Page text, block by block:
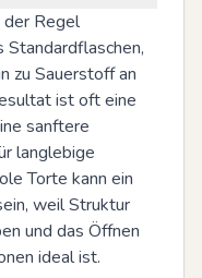
der Regel
Standardflaschen,
zu Sauerstoff an
ist oft eine
sanftere
langlebige
Torte kann ein
weil Struktur
und das Öffnen
ideal ist.